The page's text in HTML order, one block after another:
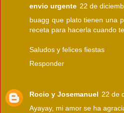
envio urgente 22 de
buagg que plato tienen una
receta para hacerla cuando
Saludos y felices fiestas
Responder
Rocio y Josemanuel 22 de
Ayayay, mi amor se ha